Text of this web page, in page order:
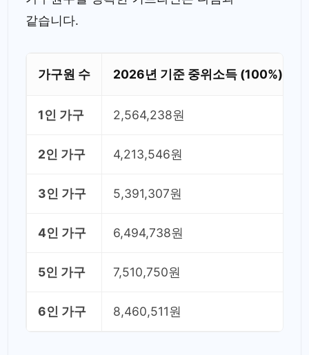
같습니다.
가구원 수 2026년 기준 중위소득 (100%)
1인 가구 2,564,238원
2인 가구 4,213,546원
3인 가구 5,391,307원
4인 가구 6,494,738원
5인 가구 7,510,750원
6인 가구 8,460,511원